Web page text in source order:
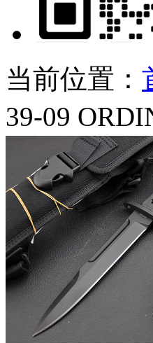
当前位置：
39-09